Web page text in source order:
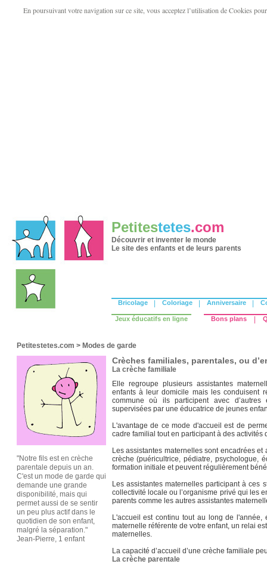
En poursuivant votre navigation sur ce site, vous acceptez l’utilisation de Cookies
Petitestetes.com
Découvrir et inventer le monde
Le site des enfants et de leurs parents
Bricolage Coloriage Anniversaire
Jeux éducatifs en ligne Bons plans
Petitestetes.com > Modes de garde
"Notre fils est en crèche
parentale depuis un an.
C'est un mode de garde qui
demande une grande
disponibilité, mais qui
permet aussi de se sentir
un peu plus actif dans le
quotidien de son enfant,
malgré la séparation."
Jean-Pierre, 1 enfant
Crèches familiales, parentales, ou
La crèche familiale
Elle regroupe plusieurs assistantes
enfants à leur domicile mais les conduisent
commune où ils participent avec d’autres
supervisées par une éducatrice de jeunes
L'avantage de ce mode d'accueil est de
cadre familial tout en participant à des activités
Les assistantes maternelles sont encadrées
crèche (puéricultrice, pédiatre, psychologue,
formation initiale et peuvent régulièrement
Les assistantes maternelles participant à ces
collectivité locale ou l’organisme privé qui les
parents comme les autres assistantes
L'accueil est continu tout au long de l'année,
maternelle référente de votre enfant, un relai
maternelles.
La capacité d’accueil d’une crèche familiale
La crèche parentale